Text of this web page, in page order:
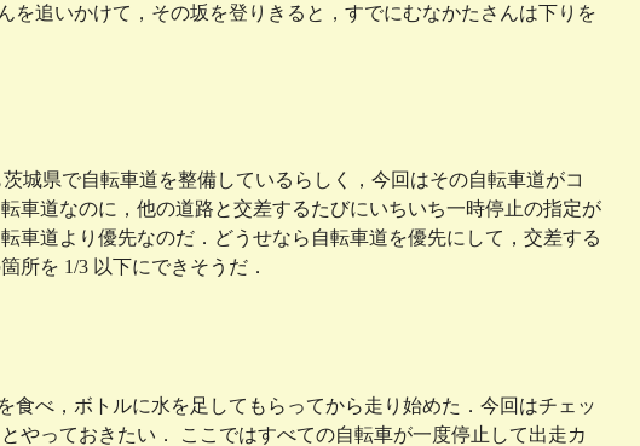
追いかけて，その坂を登りきると，すでにむなかたさんは下りを
城県で自転車道を整備しているらしく，今回はその自転車道がコ
車道なのに，他の道路と交差するたびにいちいち一時停止の指定が
車道より優先なのだ．どうせなら自転車道を優先にして，交差する
所を 1/3 以下にできそうだ．
べ，ボトルに水を足してもらってから走り始めた．今回はチェッ
やっておきたい． ここではすべての自転車が一度停止して出走カ